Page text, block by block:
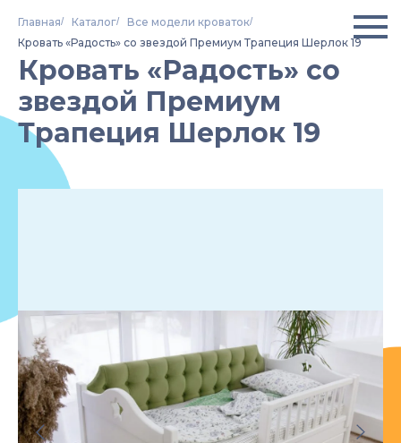
Главная/ Каталог/ Все модели кроваток/
Кровать «Радость» со звездой Премиум Трапеция Шерлок 19
Кровать «Радость» со
звездой Премиум
Трапеция Шерлок 19